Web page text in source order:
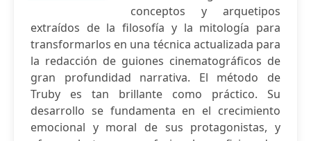
conceptos y arquetipos
extraídos de la filosofía y la mitología para
transformarlos en una técnica actualizada para
la redacción de guiones cinematográficos de
gran profundidad narrativa. El método de
Truby es tan brillante como práctico. Su
desarrollo se fundamenta en el crecimiento
emocional y moral de sus protagonistas, y